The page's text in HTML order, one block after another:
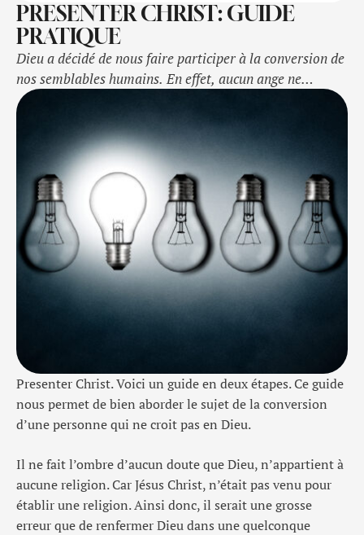
PRESENTER CHRIST: GUIDE
PRATIQUE
Dieu a décidé de nous faire participer à la conversion de
nos semblables humains. En effet, aucun ange ne
participera à ce grand travail. Ainsi donc, prend ta
partie. Et pour ce faire, voici un guide pratique à ta
disposition.
Presenter Christ. Voici un guide en deux étapes. Ce guide
nous permet de bien aborder le sujet de la conversion
d’une personne qui ne croit pas en Dieu.
Il ne fait l’ombre d’aucun doute que Dieu, n’appartient à
aucune religion. Car Jésus Christ, n’était pas venu pour
établir une religion. Ainsi donc, il serait une grosse
erreur que de renfermer Dieu dans une quelconque